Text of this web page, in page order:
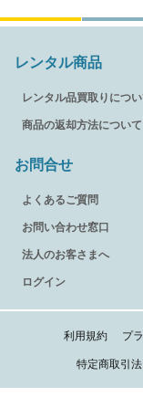
レンタル商品
レンタル品買取りにつ
商品の返却方法について
お問合せ
よくあるご質問
お問い合わせ窓口
法人のお客さまへ
ログイン
利用規約 プ
特定商取引